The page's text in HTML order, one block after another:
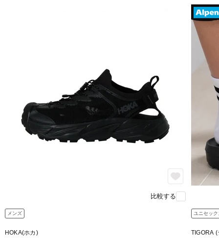
比較する
メンズ
HOKA(ホカ)
ユニセック
TIGORA